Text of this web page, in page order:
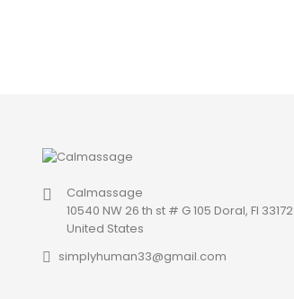
Calmassage
10540 NW 26 th st # G 105 Doral, Fl 33172
United States
simplyhuman33@gmail.com